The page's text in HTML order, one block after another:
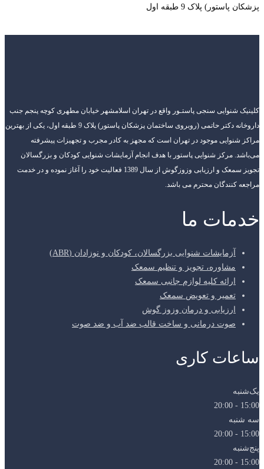
پزشکان پاستور) پلاک 9 طبقه اول
کلینیک شنوایی سنجی پاستـور واقع در تهران اسلامشهر خیابان مطهری کوچه پنجم جنب
داروخانه دکتر حاتمی (روبروی ساختمان پزشکان پاستور) پلاک 9 طبقه اول، یکی از بهترین
مراکز شنوایی موجود در تهران است که مجهز به کادر مجرب و تجهیزات پیشرفته
می‌باشد. مرکز شنوایی پاستور با هدف انجام آزمایشات شنوایی کودکان و بزرگسالان
تجویز سمعک و ارزیابی وزوزگوش از سال 1389 فعالیت خود را آغاز نموده و در خدمت
مراجعه کنندگان محترم می باشد.
خدمات ما
آزمایشات شنوایی بزرگسالان، کودکان و نوزادان (ABR)
مشاوره، تجویز و تنظیم سمعک
ارائه کلیه لوازم جانبی سمعک
تعمیر و تعویض سمعک
ارزیابی و درمان وزوز گوش
صوت درمانی و ساخت قالب ضد آب و ضد صوت
ساعات کاری
یک‌شنبه
15:00 - 20:00
سه شنبه
15:00 - 20:00
پنج‌شنبه
15:00 - 20:00